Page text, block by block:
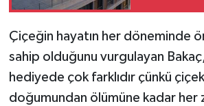
Çiçeğin hayatın her döneminde
sahip olduğunu vurgulayan
hediyede çok farklıdır çünkü çiçek
doğumundan ölümüne kadar her